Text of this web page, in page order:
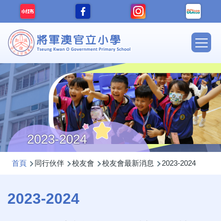
移至主內容
Main
2023-2024
導
連
首頁 同行伙伴 校友會 校友會最新消息 2023-2024
2023-2024